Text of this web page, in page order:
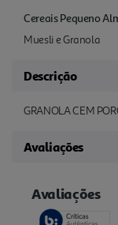
Cereais Pequeno
Muesli e Granola
Descrição
GRANOLA CEM
Avaliações